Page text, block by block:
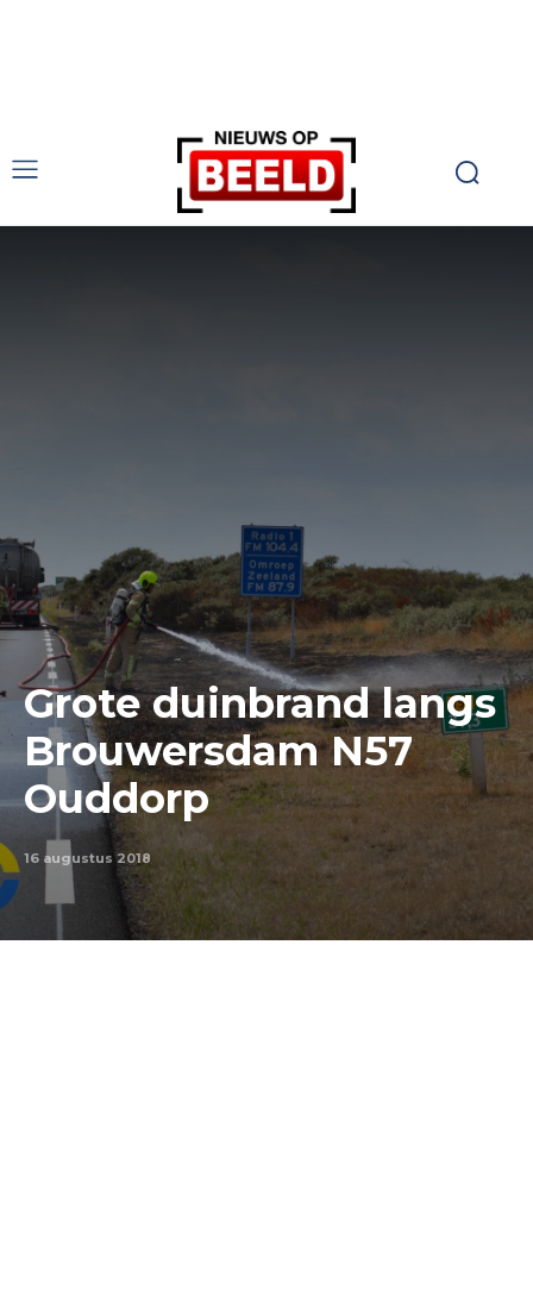
Grote duinbrand langs
Brouwersdam N57
Ouddorp
16 augustus 2018